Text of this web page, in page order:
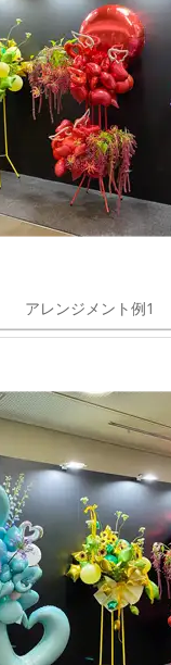
アレンジメント例1